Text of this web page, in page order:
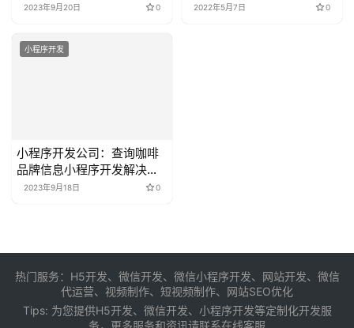
2023年9月20日 0 2022年5月7日 0
小程序开发
小程序开发公司：查询咖啡
品牌信息小程序开发解决方
案
热门服务：H5开发、微信开发、微信小程序开发、网站开发、微信
代运营、视频制作、短视频制作、网站SEO优化
Tips: 为您提供H5开发、 微信开发、 小程序开发等定制化开发服
务，更多服务和资讯请联系在线客服